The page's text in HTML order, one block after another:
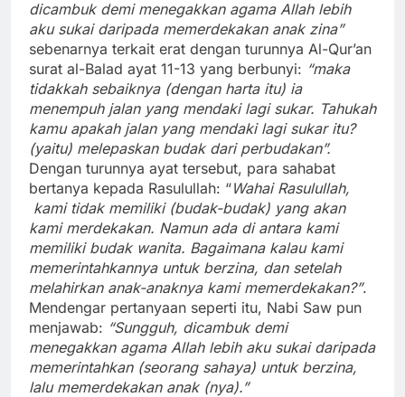
dicambuk demi menegakkan agama Allah lebih
aku sukai daripada memerdekakan anak zina”
sebenarnya terkait erat dengan turunnya Al-Qur’an
surat al-Balad ayat 11-13 yang berbunyi: “maka
tidakkah sebaiknya (dengan harta itu) ia
menempuh jalan yang mendaki lagi sukar. Tahukah
kamu apakah jalan yang mendaki lagi sukar itu?
(yaitu) melepaskan budak dari perbudakan”.
Dengan turunnya ayat tersebut, para sahabat
bertanya kepada Rasulullah: “Wahai Rasulullah,
kami tidak memiliki (budak-budak) yang akan
kami merdekakan. Namun ada di antara kami
memiliki budak wanita. Bagaimana kalau kami
memerintahkannya untuk berzina, dan setelah
melahirkan anak-anaknya kami memerdekakan?”.
Mendengar pertanyaan seperti itu, Nabi Saw pun
menjawab: “Sungguh, dicambuk demi
menegakkan agama Allah lebih aku sukai daripada
memerintahkan (seorang sahaya) untuk berzina,
lalu memerdekakan anak (nya).”